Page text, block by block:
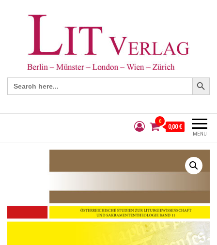
Search
for:
Search Button
MENÜ
0
0,00 €